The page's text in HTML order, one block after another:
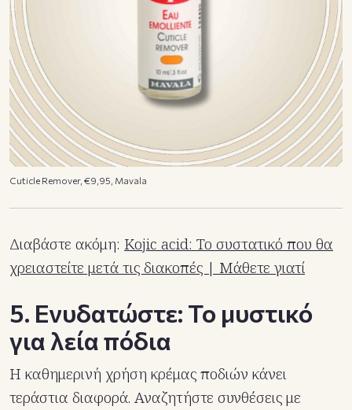
Cuticle Remover, €9,95, Mavala
Διαβάστε ακόμη: Kojic acid: Το συστατικό που θα
χρειαστείτε μετά τις διακοπές | Μάθετε γιατί
5. Ενυδατώστε: Το μυστικό
για λεία πόδια
Η καθημερινή χρήση κρέμας ποδιών κάνει
τεράστια διαφορά. Αναζητήστε συνθέσεις με